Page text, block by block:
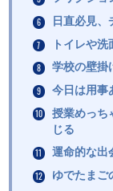
日直必見、
トイレや
学校の壁掛
今日は用事
授業めっち
じる
運命的な出
ゆでたまご